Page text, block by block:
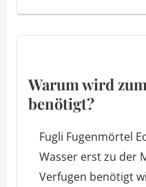
Warum wird
benötigt?
Fugli Fugenmörtel
Wasser erst zu der
Verfugen benötigt